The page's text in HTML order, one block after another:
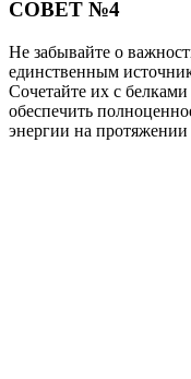
СОВЕТ №4
Не забывайте о
единственным
Сочетайте их с
обеспечить
энергии на протяжении